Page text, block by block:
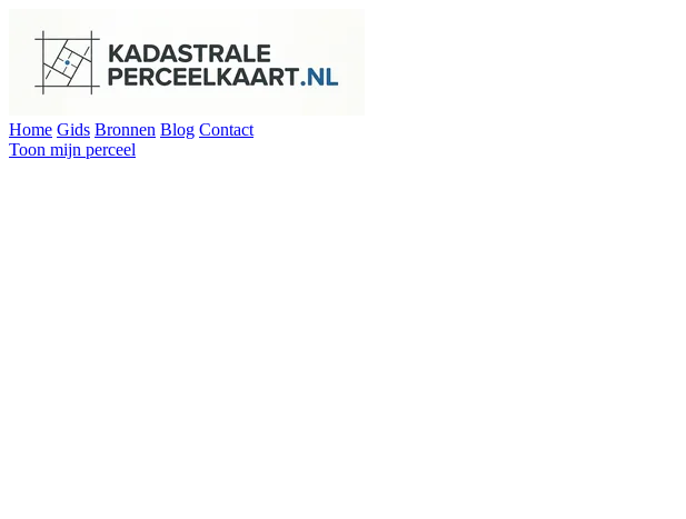
Home Gids Bronnen Blog Contact
Toon mijn perceel